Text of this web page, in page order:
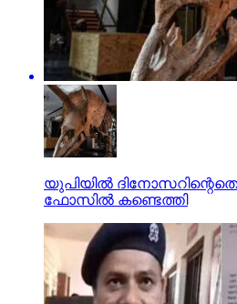
യുപിയില്‍
ഫോസില്‍ കണ്ടെത്തി